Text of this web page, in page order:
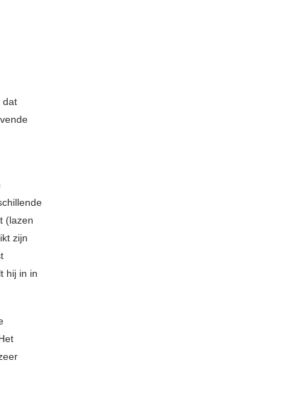
dat
(lazen
zijn
hij in in